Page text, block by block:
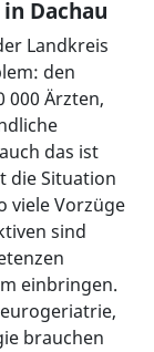
Dachau
Landkreis
den
000 Ärzten,
das ist
die Situation
viele Vorzüge
sind
einbringen.
brauchen